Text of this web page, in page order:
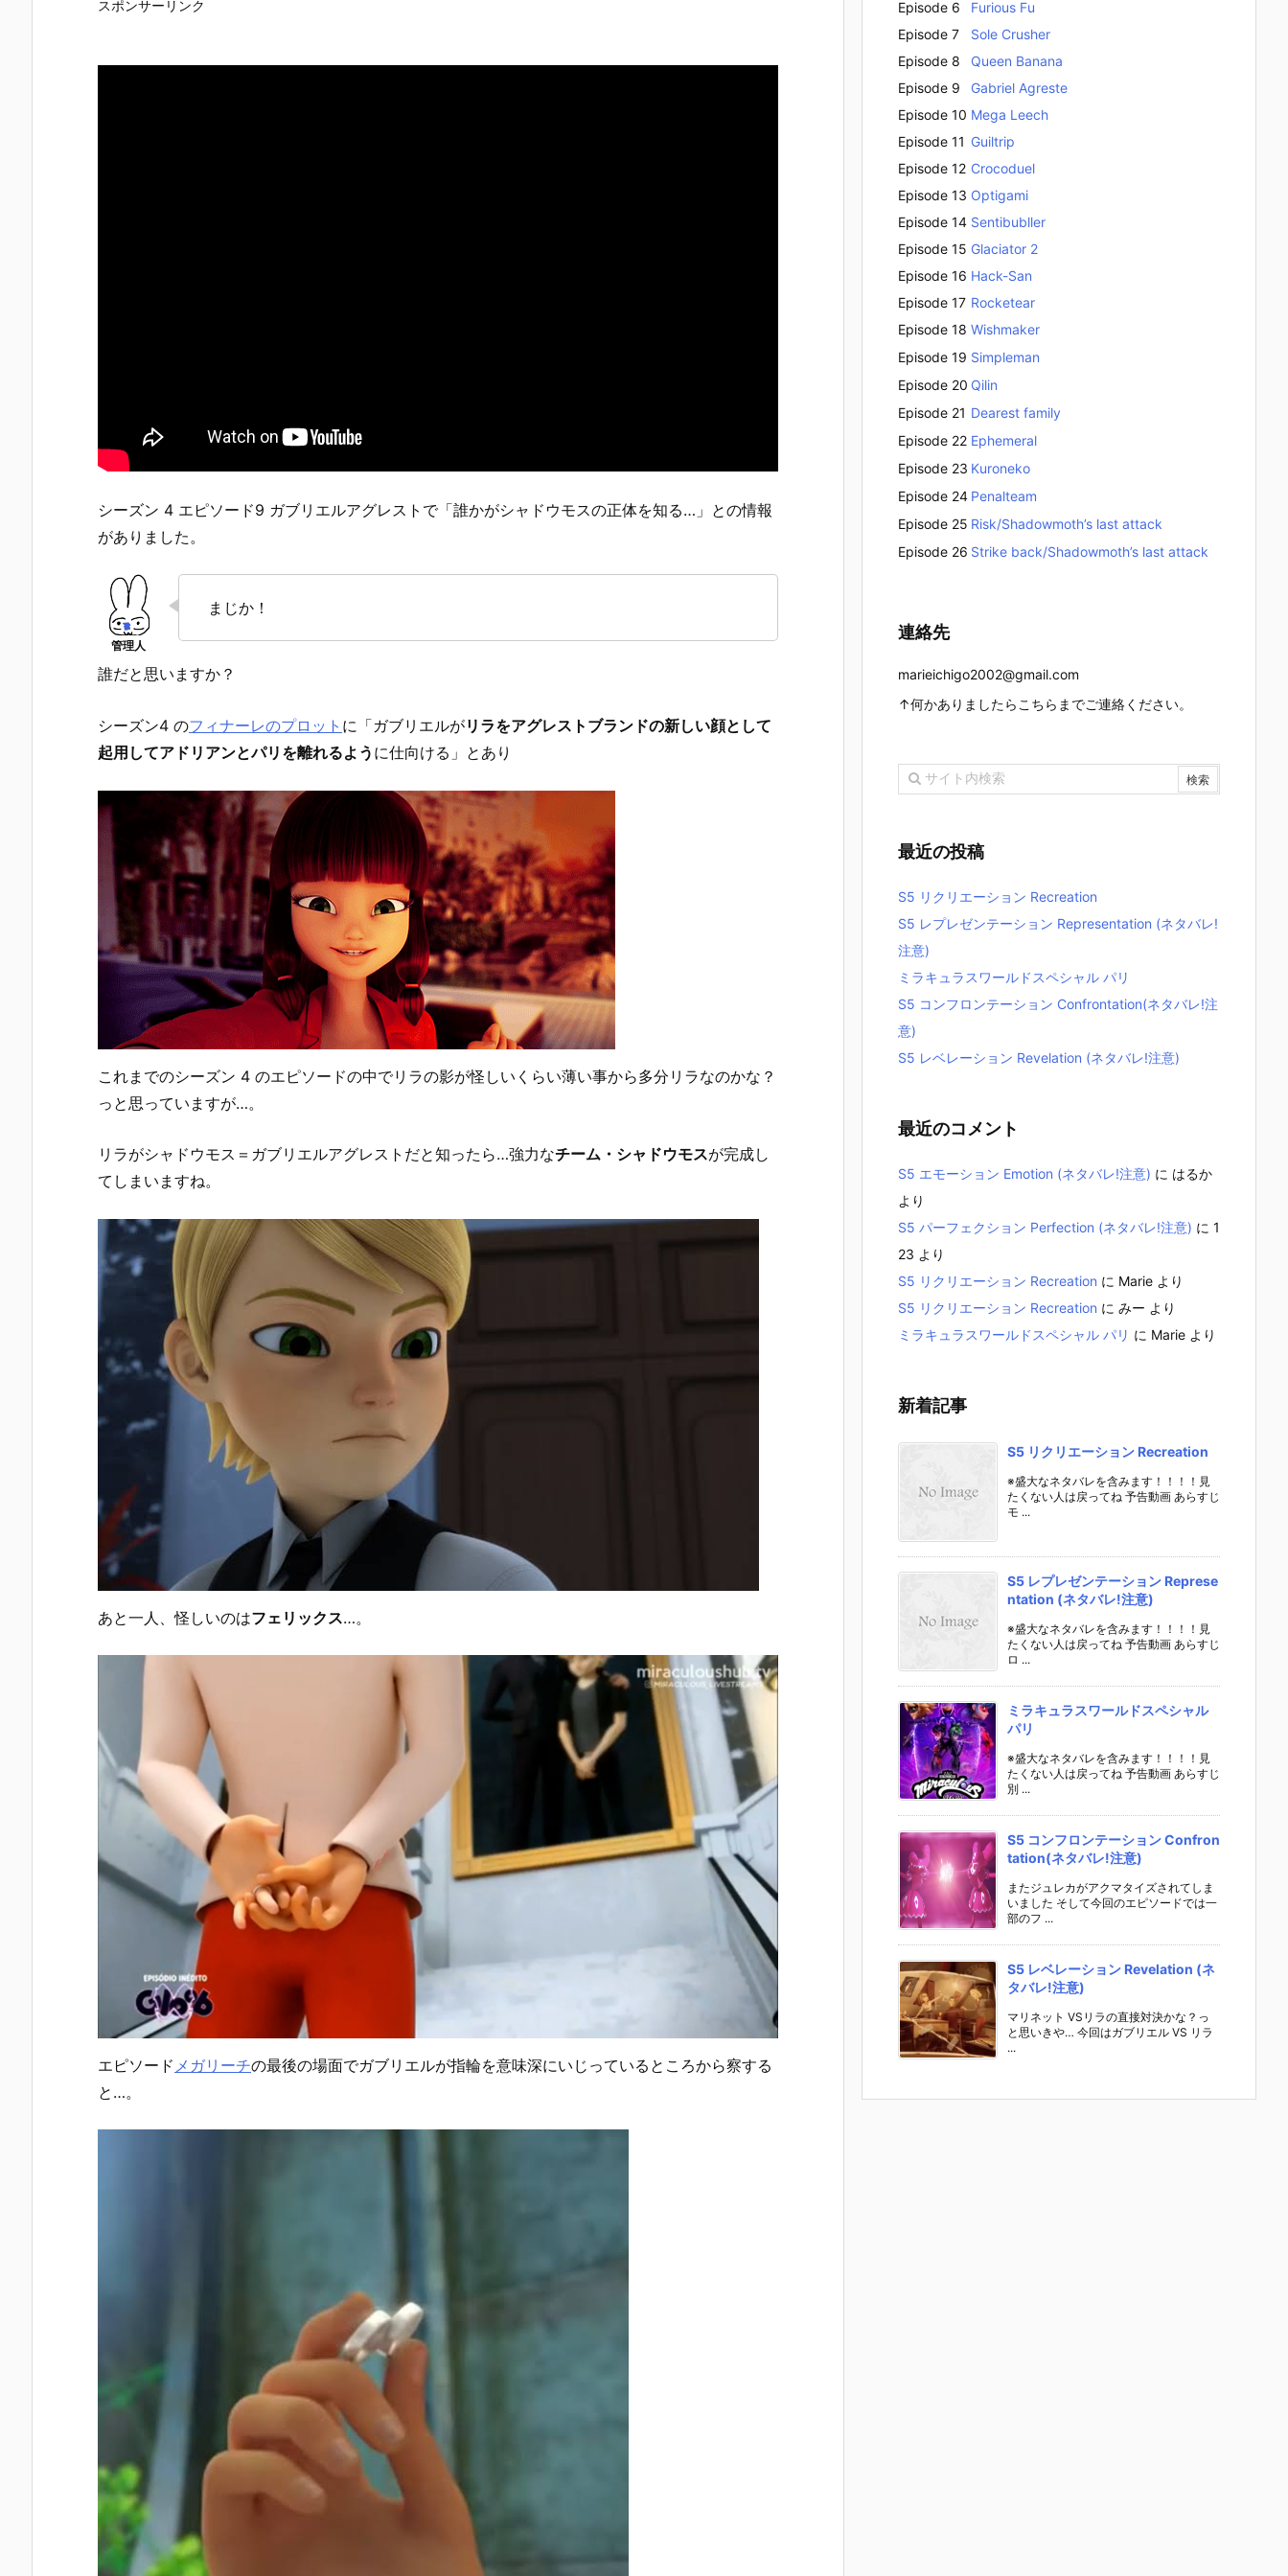
スポンサーリンク
シーズン 4 エピソード9 ガブリエルアグレストで「誰かがシャドウモスの正体を知る…」との情報
がありました。
まじか！
誰だと思いますか？
シーズン4 のフィナーレのプロット に「ガブリエルがリラをアグレストブランドの新しい顔として
起用してアドリアンとパリを離れるよう に仕向ける」とあり
これまでのシーズン 4 のエピソードの中でリラの影が怪しいくらい薄い事から多分リラなのかな？
っと思っていますが…。
リラがシャドウモス＝ガブリエルアグレストだと知ったら…強力なチーム・シャドウモスが完成し
てしまいますね。
あと一人、怪しいのはフェリックス…。
エピソード メガリーチの最後の場面でガブリエルが指輪を意味深にいじっているところから察する
と…。
Episode 6
Furious Fu
Episode 7
Sole Crusher
Episode 8
Queen Banana
Episode 9
Gabriel Agreste
Episode 10 Mega Leech
Episode 11 Guiltrip
Episode 12 Crocoduel
Episode 13 Optigami
Episode 14 Sentibubller
Episode 15 Glaciator 2
Episode 16 Hack-San
Episode 17 Rocketear
Episode 18 Wishmaker
Episode 19 Simpleman
Episode 20 Qilin
Episode 21 Dearest family
Episode 22 Ephemeral
Episode 23 Kuroneko
Episode 24 Penalteam
Episode 25 Risk/Shadowmoth’s last attack
Episode 26 Strike back/Shadowmoth’s last attack
連絡先
marieichigo2002@gmail.com
↑何かありましたらこちらまでご連絡ください。
最近の投稿
S5 リクリエーション Recreation
S5 レプレゼンテーション Representation (ネタバレ!
注意)
ミラキュラスワールドスペシャル パリ
S5 コンフロンテーション Confrontation(ネタバレ!注
意)
S5 レベレーション Revelation (ネタバレ!注意)
最近のコメント
S5 エモーション Emotion (ネタバレ!注意) に はるか
より
S5 パーフェクション Perfection (ネタバレ!注意) に 1
23 より
S5 リクリエーション Recreation に Marie より
S5 リクリエーション Recreation に みー より
ミラキュラスワールドスペシャル パリ に Marie より
新着記事
S5 リクリエーション Recreation
※盛大なネタバレを含みます！！！！見
たくない人は戻ってね 予告動画 あらすじ
モ ...
S5 レプレゼンテーション Represe
ntation (ネタバレ!注意)
※盛大なネタバレを含みます！！！！見
たくない人は戻ってね 予告動画 あらすじ
ロ ...
ミラキュラスワールドスペシャル
パリ
※盛大なネタバレを含みます！！！！見
たくない人は戻ってね 予告動画 あらすじ
別 ...
S5 コンフロンテーション Confron
tation(ネタバレ!注意)
またジュレカがアクマタイズされてしま
いました そして今回のエピソードでは一
部のフ ...
S5 レベレーション Revelation (ネ
タバレ!注意)
マリネット VSリラの直接対決かな？っ
と思いきや… 今回はガブリエル VS リラ
...